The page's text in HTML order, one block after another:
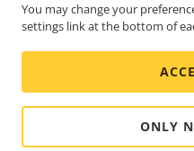
Axis
BELGIUM /
Cookie
You may change your
settings link at the bottom of
ONLY